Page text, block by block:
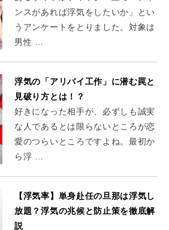
ンスがあれば浮気をしたいか」とい
うアンケートをとりました。対象は
男性 …
浮気の「アリバイ工作」に潜む罠と
見破り方とは！？
好きになった相手が、必ずしも誠実
な人であるとは限らないところが恋
愛のつらいところですよね。最初か
ら浮 …
【浮気率】単身赴任の旦那は浮気し
放題？浮気の兆候と防止策を徹底解
説